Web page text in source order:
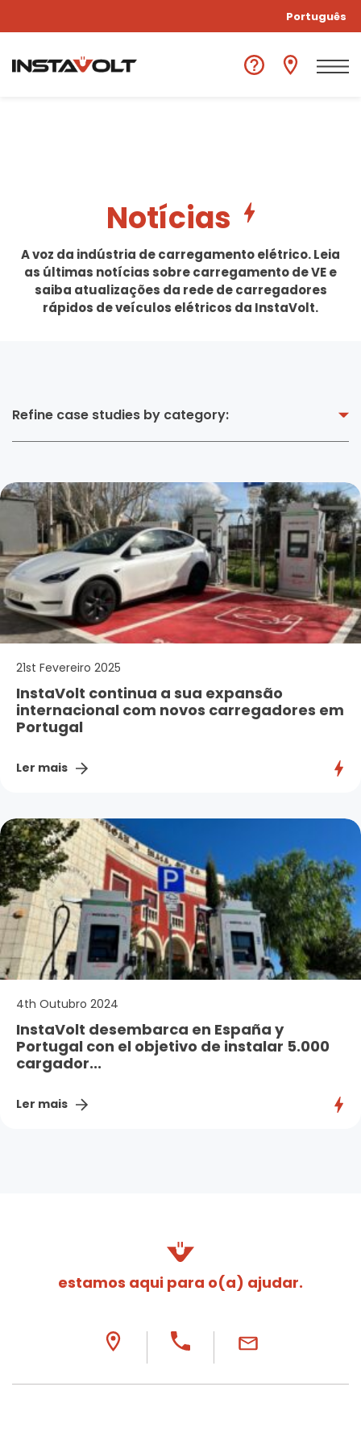
Português
Notícias
A voz da indústria de carregamento elétrico. Leia
as últimas notícias sobre carregamento de VE e
saiba atualizações da rede de carregadores
rápidos de veículos elétricos da InstaVolt.
Refine case studies by category:
21st Fevereiro 2025
InstaVolt continua a sua expansão
internacional com novos carregadores em
Portugal
Ler mais
4th Outubro 2024
InstaVolt desembarca en España y
Portugal con el objetivo de instalar 5.000
cargador...
Ler mais
estamos aqui para o(a) ajudar.